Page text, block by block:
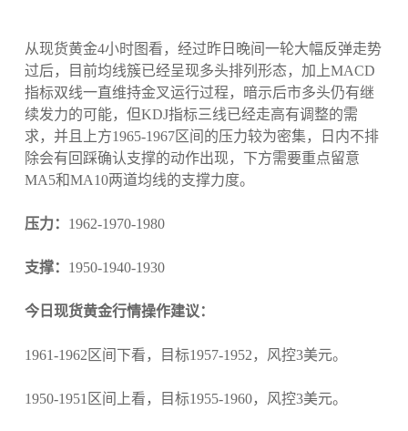
从现货黄金4小时图看，经过昨日晚间一轮大幅反弹走势
过后，目前均线簇已经呈现多头排列形态，加上MACD
指标双线一直维持金叉运行过程，暗示后市多头仍有继
续发力的可能，但KDJ指标三线已经走高有调整的需
求，并且上方1965-1967区间的压力较为密集，日内不排
除会有回踩确认支撑的动作出现，下方需要重点留意
MA5和MA10两道均线的支撑力度。
压力： 1962-1970-1980
支撑： 1950-1940-1930
今日现货黄金行情操作建议：
1961-1962区间下看，目标1957-1952，风控3美元。
1950-1951区间上看，目标1955-1960，风控3美元。